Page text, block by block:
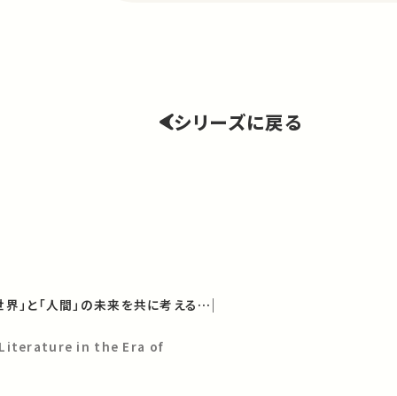
シリーズに戻る
30年後の世界へ ―「世界」と「人間」の未来を共に考える（学術フロンティア講義）
in the Era of